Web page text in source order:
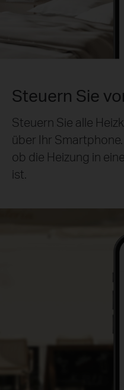
Steuern Sie
Steuern Sie alle
über Ihr
ob die Heizung in
ist.